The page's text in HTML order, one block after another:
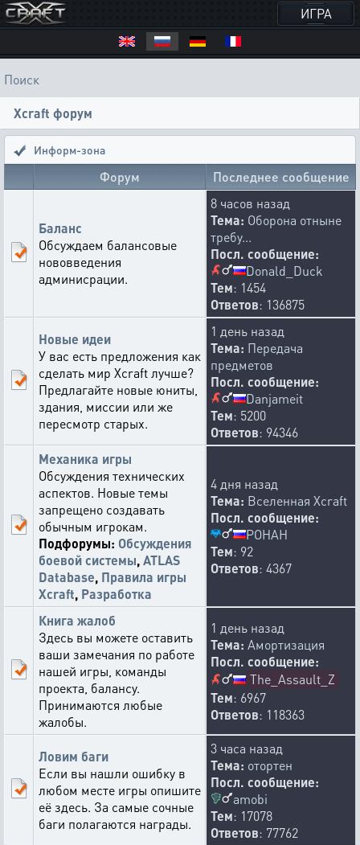
ИГРА
Поиск
Xcraft форум
Информ-зона
Форум Последнее сообщение
Баланс
Обсуждаем балансовые
нововведения
админисрации.
8 часов назад
Тема: Оборона отныне
требу...
Посл. сообщение:
Donald_Duck
Тем: 1454
Ответов: 136875
Новые идеи
У вас есть предложения как
сделать мир Xcraft лучше?
Предлагайте новые юниты,
здания, миссии или же
пересмотр старых.
1 день назад
Тема: Передача
предметов
Посл. сообщение:
Danjameit
Тем: 5200
Ответов: 94346
Механика игры
Обсуждения технических
аспектов. Новые темы
запрещено создавать
обычным игрокам.
Подфорумы: Обсуждения
боевой системы,ATLAS
Database, Правила игры
Xcraft, Разработка
4 дня назад
Тема: Вселенная Xcraft
Посл. сообщение:
POHAH
Тем: 92
Ответов: 4367
Книга жалоб
Здесь вы можете оставить
ваши замечания по работе
нашей игры, команды
проекта, балансу.
Принимаются любые
жалобы.
1 день назад
Тема: Амортизация
Посл. сообщение:
The_Assault_Z
Тем: 6967
Ответов: 118363
Ловим баги
Если вы нашли ошибку в
любом месте игры опишите
её здесь. За самые сочные
баги полагаются награды.
3 часа назад
Тема: отортен
Посл. сообщение:
amobi
Тем: 17078
Ответов: 77762